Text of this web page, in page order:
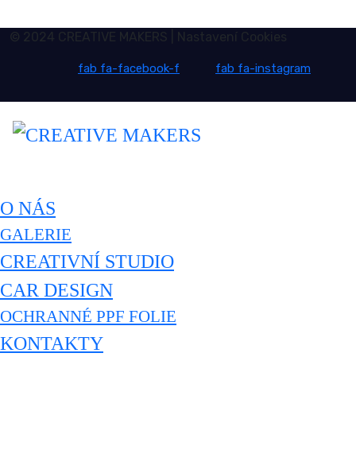
© 2024 CREATIVE MAKERS | Nastavení Cookies
fab fa-facebook-f fab fa-instagram
O NÁS
GALERIE
CREATIVNÍ STUDIO
CAR DESIGN
OCHRANNÉ PPF FOLIE
KONTAKTY